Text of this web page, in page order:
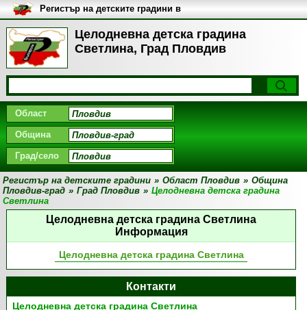
Целодневна детска градина
Светлина, Град Пловдив
Регистър на детските градини в
България
Област
Община
Град/село
Регистър на детските градини » Област Пловдив » Община
Пловдив-град » Град Пловдив » Целодневна детска градина
Светлина
Целодневна детска градина Светлина
Информация
Целодневна детска градина Светлина
Контакти
Целодневна детска градина Светлина